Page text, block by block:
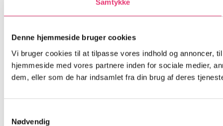
Samtykke
Denne hjemmeside bruger cookies
Vi bruger cookies til at tilpasse vores indhold og annoncer,
hjemmeside med vores partnere inden for sociale medier,
dem, eller som de har indsamlet fra din brug af deres
Nødvendig